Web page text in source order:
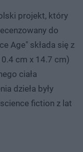
projekt, który
do
Age" składa się z
cm x 14.7 cm)
ciała
dzieła były
fiction z lat